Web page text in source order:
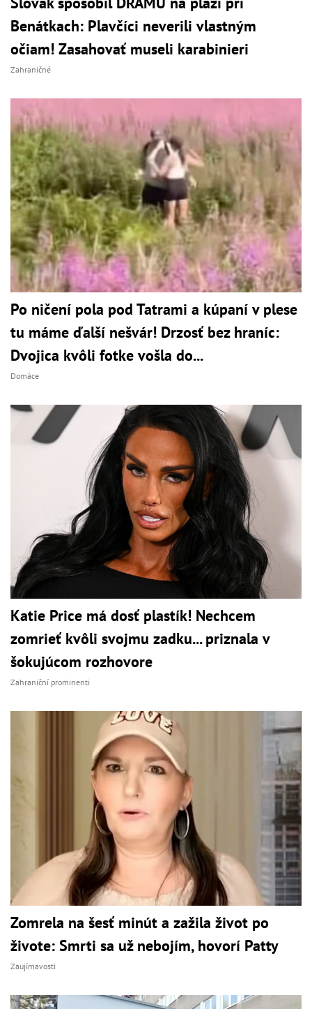
Benátkach: Plavčíci neverili vlastným
očiam! Zasahovať museli karabinieri
Zahraničné
Po ničení pola pod Tatrami a kúpaní v plese
tu máme ďalší nešvár! Drzosť bez hraníc:
Dvojica kvôli fotke vošla do...
Domáce
Katie Price má dosť plastík! Nechcem
zomrieť kvôli svojmu zadku... priznala v
šokujúcom rozhovore
Zahraniční prominenti
Zomrela na šesť minút a zažila život po
živote: Smrti sa už nebojím, hovorí Patty
Zaujímavosti